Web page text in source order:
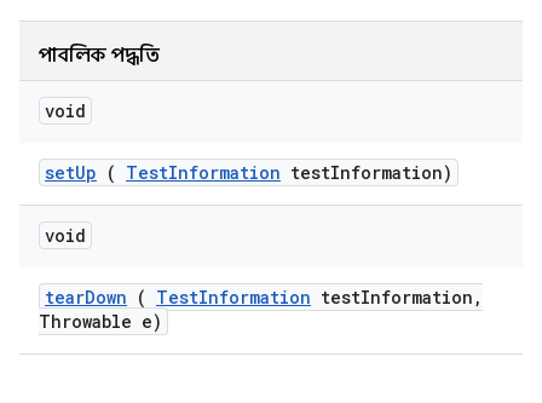
পাবলিক পদ্ধতি
void
setUp ( TestInformation testInformation)
void
tearDown ( TestInformation testInformation ,
Throwable e)